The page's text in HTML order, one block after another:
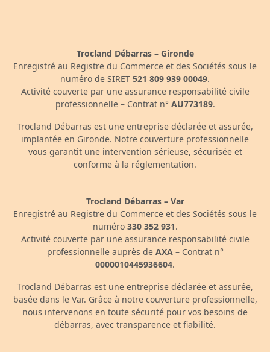
Trocland Débarras – Gironde
Enregistré au Registre du Commerce et des Sociétés sous le
numéro de SIRET 521 809 939 00049.
Activité couverte par une assurance responsabilité civile
professionnelle – Contrat n° AU773189.
Trocland Débarras est une entreprise déclarée et assurée,
implantée en Gironde. Notre couverture professionnelle
vous garantit une intervention sérieuse, sécurisée et
conforme à la réglementation.
Trocland Débarras – Var
Enregistré au Registre du Commerce et des Sociétés sous le
numéro 330 352 931.
Activité couverte par une assurance responsabilité civile
professionnelle auprès de AXA– Contrat n°
0000010445936604.
Trocland Débarras est une entreprise déclarée et assurée,
basée dans le Var. Grâce à notre couverture professionnelle,
nous intervenons en toute sécurité pour vos besoins de
débarras, avec transparence et fiabilité.